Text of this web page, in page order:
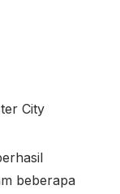
City
beberapa